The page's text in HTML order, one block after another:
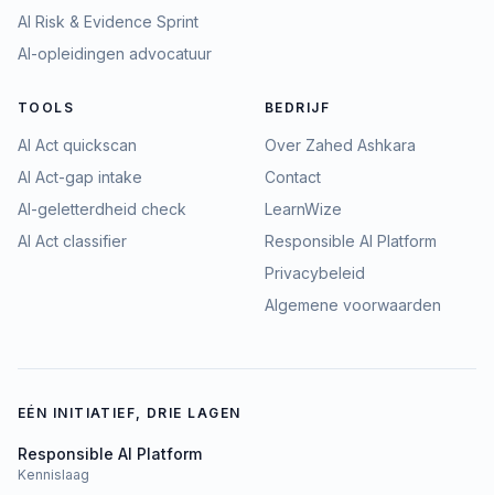
AI Risk & Evidence Sprint
AI-opleidingen advocatuur
TOOLS
AI Act quickscan
AI Act-gap intake
AI-geletterdheid check
AI Act classifier
BEDRIJF
Over Zahed Ashkara
Contact
LearnWize
Responsible AI Platform
Privacybeleid
Algemene voorwaarden
EÉN INITIATIEF, DRIE LAGEN
Responsible AI Platform
Kennislaag